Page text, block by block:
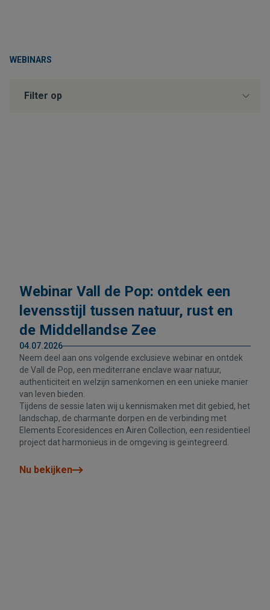
WEBINARS
Filter op
Webinar Vall de Pop: ontdek een
levensstijl tussen natuur, rust en
de Middellandse Zee
04.07.2026
Neem deel aan ons volgende exclusieve webinar en ontdek
de Vall de Pop, een mediterrane enclave waar natuur,
authenticiteit en welzijn samenkomen en een unieke manier
van leven bieden.
Tijdens de sessie laten wij u kennismaken met dit gebied, het
landschap, de charmante dorpen en de verbinding met
Elements Ecoresidences en Airen Collection, een residentieel
project dat harmonieus in de omgeving is geïntegreerd.
Nu bekijken